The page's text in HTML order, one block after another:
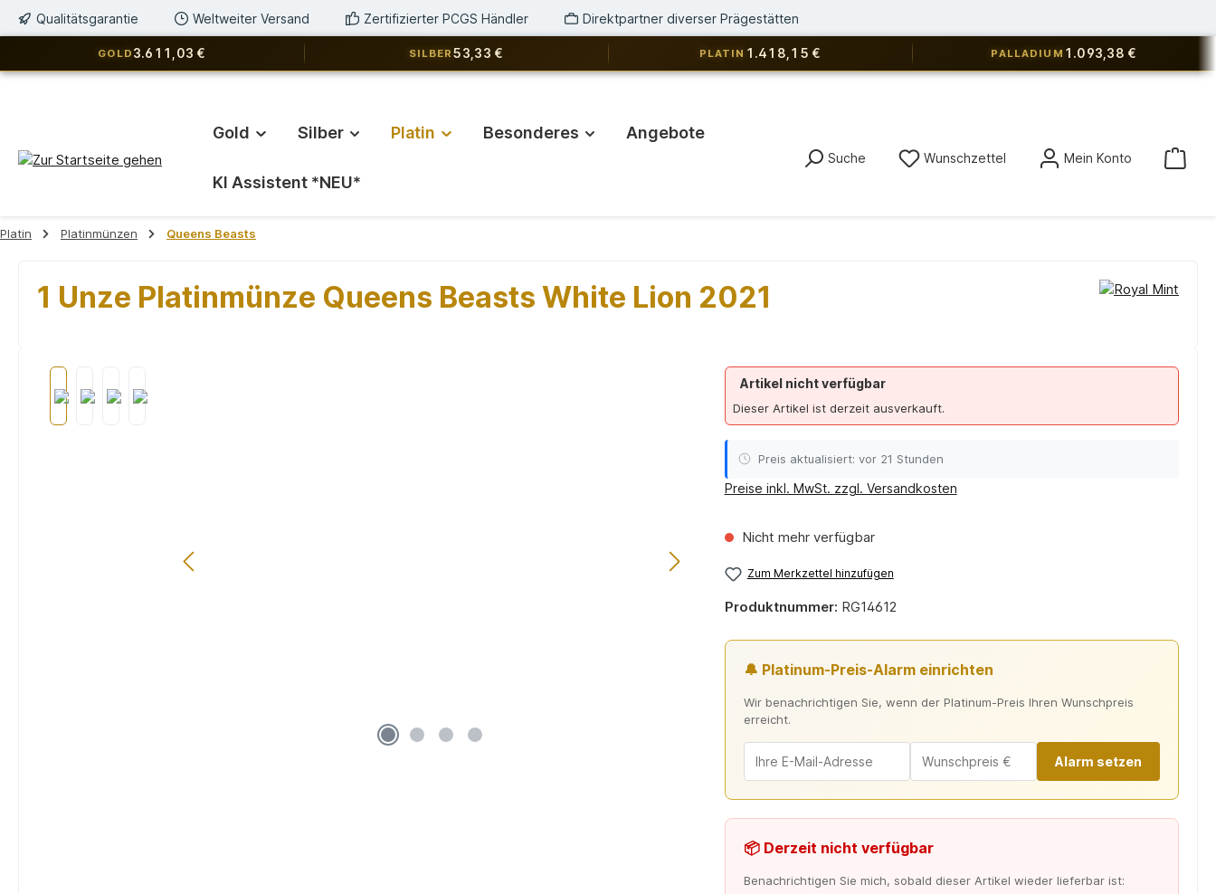
Zur Hauptnavigation springen
Qualitätsgarantie Weltweiter Versand Zertifizierter PCGS Händler Direktpartner diverser Prägestätten
GOLD 3.611,03 € SILBER 53,33 € PLATIN 1.418,15 € PALLADIUM 1.093,38 €
Gold Silber Platin Besonderes Angebote
KI Assistent *NEU*
Suche Wunschzettel Du hast 0 Produkte auf dem
Mein Konto
Platin Platinmünzen Queens Beasts
1 Unze Platinmünze Queens Beasts White Lion 2021
Bildergalerie überspringen Artikel nicht verfügbar
Dieser Artikel ist derzeit ausverkauft.
Preis aktualisiert: vor 21 Stunden
Preise inkl. MwSt. zzgl. Versandkosten
Nicht mehr verfügbar
Zum Merkzettel hinzufügen
Produktnummer: RG14612
🔔 Platinum-Preis-Alarm einrichten
Wir benachrichtigen Sie, wenn der Platinum-Preis Ihren Wunschpreis
erreicht.
Alarm setzen
📦 Derzeit nicht verfügbar
Benachrichtigen Sie mich, sobald dieser Artikel wieder lieferbar ist: